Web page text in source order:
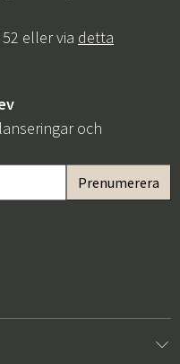
eller via detta
och